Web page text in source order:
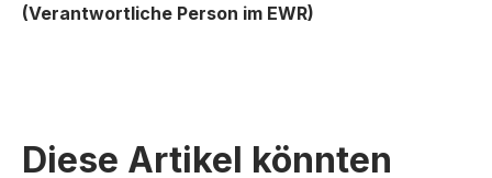
(Verantwortliche Person im EWR)
Diese Artikel könnten